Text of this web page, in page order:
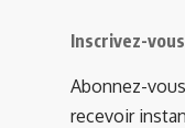
Inscrivez-
Abonnez-
recevoir